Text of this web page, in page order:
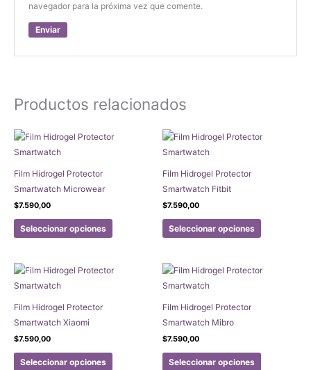
navegador para la próxima vez que comente.
Productos relacionados
Film Hidrogel Protector
Smartwatch Microwear
$7.590,00
Seleccionar opciones
Este
producto
múltiples
Film Hidrogel Protector
Smartwatch Fitbit
$7.590,00
Seleccionar opciones
Este
producto
múltiples
Film Hidrogel Protector
Smartwatch Xiaomi
$7.590,00
Seleccionar opciones
Este
Film Hidrogel Protector
Smartwatch Mibro
$7.590,00
Seleccionar opciones
Este